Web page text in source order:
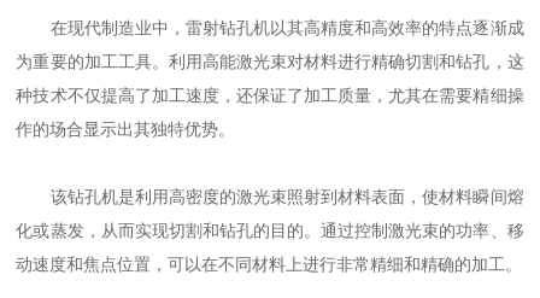
在现代制造业中，雷射钻孔机以其高精度和高效率的特点逐渐成
为重要的加工工具。利用高能激光束对材料进行精确切割和钻孔，这
种技术不仅提高了加工速度，还保证了加工质量，尤其在需要精细操
作的场合显示出其独特优势。
该钻孔机是利用高密度的激光束照射到材料表面，使材料瞬间熔
化或蒸发，从而实现切割和钻孔的目的。通过控制激光束的功率、移
动速度和焦点位置，可以在不同材料上进行非常精细和精确的加工。